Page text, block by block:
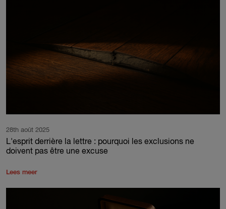
28th août 2025
L'esprit derrière la lettre : pourquoi les exclusions ne
doivent pas être une excuse
Lees meer